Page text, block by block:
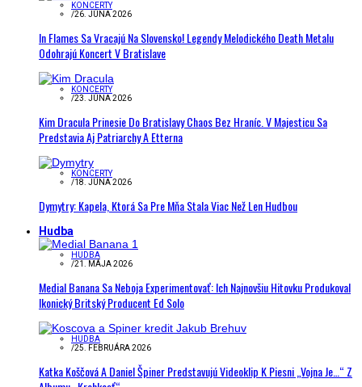
KONCERTY
/26. JÚNA 2026
In Flames Sa Vracajú Na Slovensko! Legendy Melodického Death Metalu
Odohrajú Koncert V Bratislave
KONCERTY
/23. JÚNA 2026
Kim Dracula Prinesie Do Bratislavy Chaos Bez Hraníc. V Majesticu Sa
Predstavia Aj Patriarchy A Etterna
KONCERTY
/18. JÚNA 2026
Dymytry: Kapela, Ktorá Sa Pre Mňa Stala Viac Než Len Hudbou
Hudba
HUDBA
/21. MÁJA 2026
Medial Banana Sa Neboja Experimentovať: Ich Najnovšiu Hitovku Produkoval
Ikonický Britský Producent Ed Solo
HUDBA
/25. FEBRUÁRA 2026
Katka Koščová A Daniel Špiner Predstavujú Videoklip K Piesni „Vojna Je…“ Z